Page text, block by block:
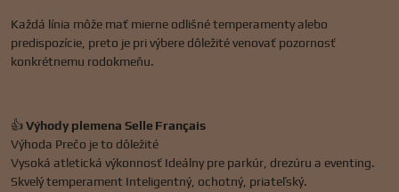
Každá línia môže mať mierne odlišné temperamenty alebo
predispozície, preto je pri výbere dôležité venovať pozornosť
konkrétnemu rodokmeňu.
👍Výhody plemena Selle Français
Výhoda Prečo je to dôležité
Vysoká atletická výkonnosť Ideálny pre parkúr, drezúru a eventing.
Skvelý temperament Inteligentný, ochotný, priateľský.